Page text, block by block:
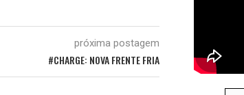
próxima postagem
#CHARGE: NOVA FRENTE FRIA